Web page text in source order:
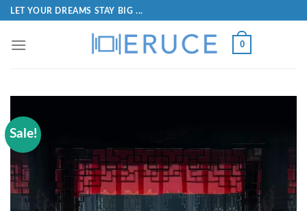
LET YOUR DREAMS STAY BIG ...
0
Sale!